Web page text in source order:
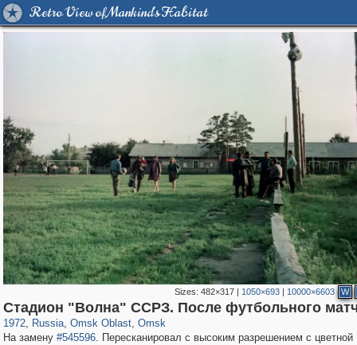
Retro View of Mankind's Habitat
Sizes:482×317 | 1050×693 | 10000×6603 W
Стадион "Волна" ССРЗ. После футбольного
1972, Russia
1,406,849 29,243
, Omsk Oblast
31,668 80
, Omsk
22,537 71
На замену #545596. Пересканировал с высоким разрешением с цветной